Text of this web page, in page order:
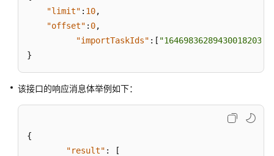
入
服
外
呼
"limit" : 10,
"offset" : 0,
"importTaskIds" : [
}
该接口的响应消息体举例如下：
{
"result" :
[